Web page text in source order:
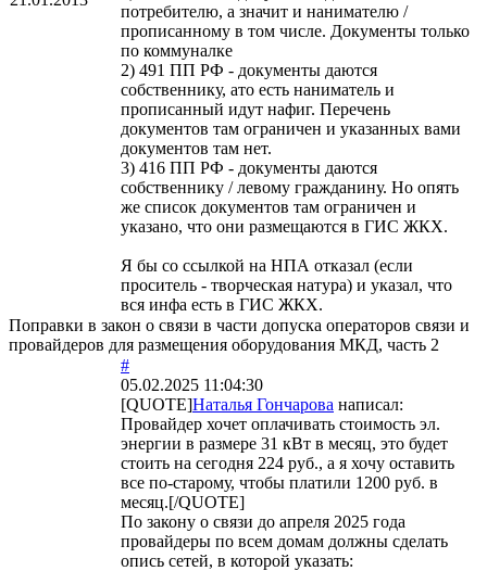
потребителю, а значит и нанимателю /
прописанному в том числе. Документы только
по коммуналке
2) 491 ПП РФ - документы даются
собственнику, ато есть наниматель и
прописанный идут нафиг. Перечень
документов там ограничен и указанных вами
документов там нет.
3) 416 ПП РФ - документы даются
собственнику / левому гражданину. Но опять
же список документов там ограничен и
указано, что они размещаются в ГИС ЖКХ.
Я бы со ссылкой на НПА отказал (если
проситель - творческая натура) и указал, что
вся инфа есть в ГИС ЖКХ.
Поправки в закон о связи в части допуска операторов связи и
провайдеров для размещения оборудования МКД, часть 2
#
05.02.2025 11:04:30
[QUOTE]Наталья Гончарова написал:
Провайдер хочет оплачивать стоимость эл.
энергии в размере 31 кВт в месяц, это будет
стоить на сегодня 224 руб., а я хочу оставить
все по-старому, чтобы платили 1200 руб. в
месяц.[/QUOTE]
По закону о связи до апреля 2025 года
провайдеры по всем домам должны сделать
опись сетей, в которой указать: